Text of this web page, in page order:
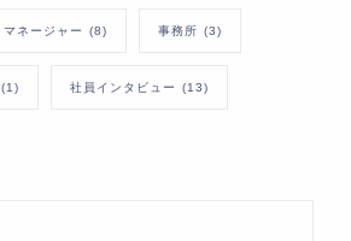
マネージャー (8) 事務所 (3)
(1) 社員インタビュー (13)